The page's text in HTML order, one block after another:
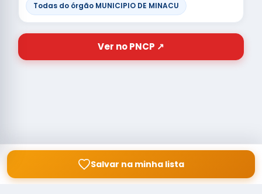
Todas do órgão MUNICIPIO DE MINACU
Ver no PNCP ↗
Salvar na minha lista